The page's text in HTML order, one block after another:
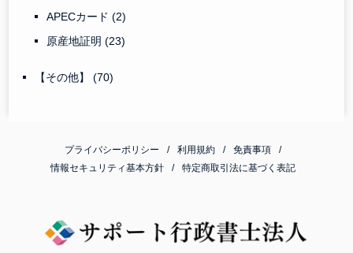
APECカード(2)
原産地証明(23)
【その他】(70)
プライバシーポリシー 利用規約
免責事項
情報セキュリティ基本方針
特定商取引法に基づく表記